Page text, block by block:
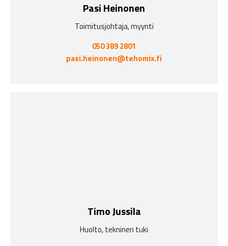
Pasi Heinonen
Toimitusjohtaja, myynti
050 389 2801
pasi.heinonen@tehomix.fi
Timo Jussila
Huolto, tekninen tuki